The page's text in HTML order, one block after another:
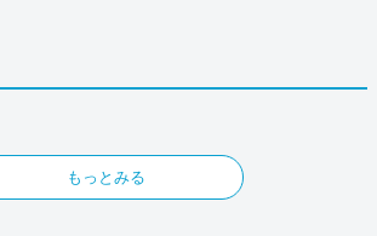
もっとみる